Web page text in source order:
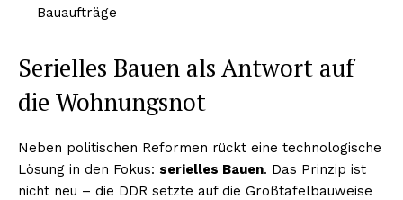
Bauaufträge
Serielles Bauen als Antwort auf
die Wohnungsnot
Neben politischen Reformen rückt eine technologische
Lösung in den Fokus: serielles Bauen. Das Prinzip ist
nicht neu – die DDR setzte auf die Großtafelbauweise